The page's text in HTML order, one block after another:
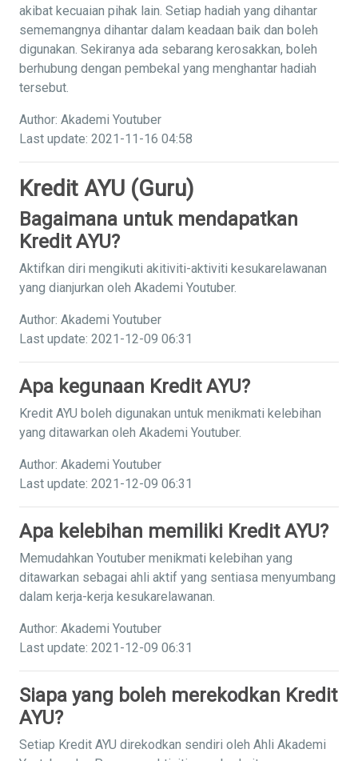
akibat kecuaian pihak lain. Setiap hadiah yang dihantar
sememangnya dihantar dalam keadaan baik dan boleh
digunakan. Sekiranya ada sebarang kerosakkan, boleh
berhubung dengan pembekal yang menghantar hadiah
tersebut.
Author: Akademi Youtuber
Last update: 2021-11-16 04:58
Kredit AYU (Guru)
Bagaimana untuk mendapatkan
Kredit AYU?
Aktifkan diri mengikuti akitiviti-aktiviti kesukarelawanan
yang dianjurkan oleh Akademi Youtuber.
Author: Akademi Youtuber
Last update: 2021-12-09 06:31
Apa kegunaan Kredit AYU?
Kredit AYU boleh digunakan untuk menikmati kelebihan
yang ditawarkan oleh Akademi Youtuber.
Author: Akademi Youtuber
Last update: 2021-12-09 06:31
Apa kelebihan memiliki Kredit AYU?
Memudahkan Youtuber menikmati kelebihan yang
ditawarkan sebagai ahli aktif yang sentiasa menyumbang
dalam kerja-kerja kesukarelawanan.
Author: Akademi Youtuber
Last update: 2021-12-09 06:31
Siapa yang boleh merekodkan Kredit
AYU?
Setiap Kredit AYU direkodkan sendiri oleh Ahli Akademi